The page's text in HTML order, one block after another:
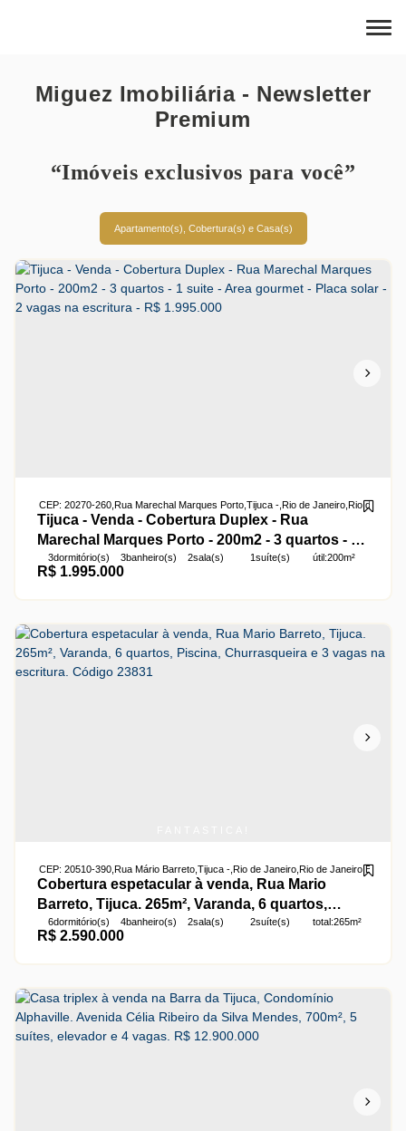
Miguez Imobiliária - Newsletter
Premium
“Imóveis exclusivos para você”
Apartamento(s), Cobertura(s) e Casa(s)
Tijuca - Venda - Cobertura Duplex - Rua
Marechal Marques Porto - 200m2 - 3 quartos - 1
suite - Area gourmet - Placa solar - 2 vagas na
escritura - R$ 1.995.000
R$1.995.000
CEP: 20270-260, Rua Marechal Marques Porto, Tijuca , Rio de Janeiro, Rio de
3dormitório(s) 3banheiro(s) 2sala(s) 1suíte(s) útil:200m²
Cobertura espetacular à venda, Rua Mario
Barreto, Tijuca. 265m², Varanda, 6 quartos,
Piscina, Churrasqueira e 3 vagas na escritura.
Código 23831
R$2.590.000
CEP: 20510-390, Rua Mário Barreto, Tijuca , Rio de Janeiro, Rio de Janeiro,Brasil
6dormitório(s) 4banheiro(s) 2sala(s) 2suíte(s) total:265m²
3vaga(s) útil: